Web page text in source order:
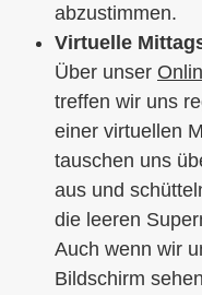
abzustimmen.
Virtuelle
Über unser
treffen wir uns
einer virtuellen
tauschen uns
aus und
die leeren
Auch wenn wir
Bildschirm